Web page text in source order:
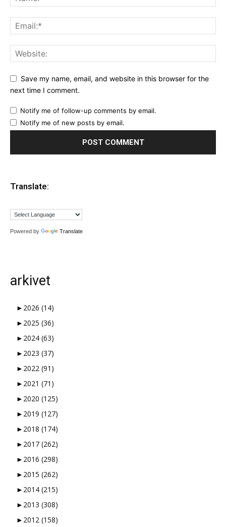
Save my name, email, and website in this browser for the
next time I comment.
Notify me of follow-up comments by email.
Notify me of new posts by email.
Translate:
Powered by Translate
arkivet
► 2026 (14)
► 2025 (36)
► 2024 (63)
► 2023 (37)
► 2022 (91)
► 2021 (71)
► 2020 (125)
► 2019 (127)
► 2018 (174)
► 2017 (262)
► 2016 (298)
► 2015 (262)
► 2014 (215)
► 2013 (308)
► 2012 (158)